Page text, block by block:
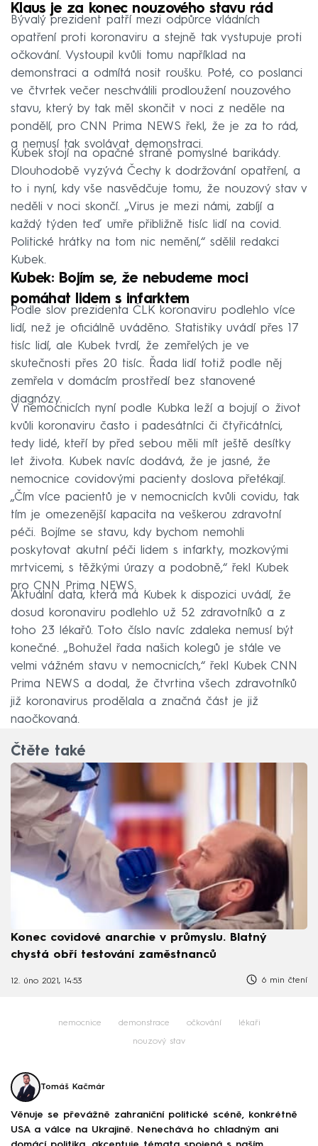
Klaus je za konec nouzového stavu rád
Bývalý prezident patří mezi odpůrce vládních
opatření proti koronaviru a stejně tak vystupuje proti
očkování. Vystoupil kvůli tomu například na
demonstraci a odmítá nosit roušku. Poté, co poslanci
ve čtvrtek večer neschválili prodloužení nouzového
stavu, který by tak měl skončit v noci z neděle na
pondělí, pro CNN Prima NEWS řekl, že je za to rád,
a nemusí tak svolávat demonstraci.
Kubek stojí na opačné straně pomyslné barikády.
Dlouhodobě vyzývá Čechy k dodržování opatření, a
to i nyní, kdy vše nasvědčuje tomu, že nouzový stav v
neděli v noci skončí. „Virus je mezi námi, zabíjí a
každý týden teď umře přibližně tisíc lidí na covid.
Politické hrátky na tom nic nemění,“ sdělil redakci
Kubek.
Kubek: Bojím se, že nebudeme moci
pomáhat lidem s infarktem
Podle slov prezidenta ČLK koronaviru podlehlo více
lidí, než je oficiálně uváděno. Statistiky uvádí přes 17
tisíc lidí, ale Kubek tvrdí, že zemřelých je ve
skutečnosti přes 20 tisíc. Řada lidí totiž podle něj
zemřela v domácím prostředí bez stanovené
diagnózy.
V nemocnicích nyní podle Kubka leží a bojují o život
kvůli koronaviru často i padesátníci či čtyřicátníci,
tedy lidé, kteří by před sebou měli mít ještě desítky
let života. Kubek navíc dodává, že je jasné, že
nemocnice covidovými pacienty doslova přetékají.
„Čím více pacientů je v nemocnicích kvůli covidu, tak
tím je omezenější kapacita na veškerou zdravotní
péči. Bojíme se stavu, kdy bychom nemohli
poskytovat akutní péči lidem s infarkty, mozkovými
mrtvicemi, s těžkými úrazy a podobně,“ řekl Kubek
pro CNN Prima NEWS.
Aktuální data, která má Kubek k dispozici uvádí, že
dosud koronaviru podlehlo už 52 zdravotníků a z
toho 23 lékařů. Toto číslo navíc zdaleka nemusí být
konečné. „Bohužel řada našich kolegů je stále ve
velmi vážném stavu v nemocnicích,“ řekl Kubek CNN
Prima NEWS a dodal, že čtvrtina všech zdravotníků
již koronavirus prodělala a značná část je již
naočkovaná.
Čtěte také
Konec covidové anarchie v průmyslu. Blatný
chystá obří testování zaměstnanců
12. úno 2021, 14:53 6 min čtení
nemocnice demonstrace očkování lékaři
nouzový stav
Tomáš Kačmár
Věnuje se převážně zahraniční politické scéně, konkrétně
USA a válce na Ukrajině. Nenechává ho chladným ani